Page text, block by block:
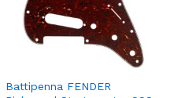
Battipenna FENDER